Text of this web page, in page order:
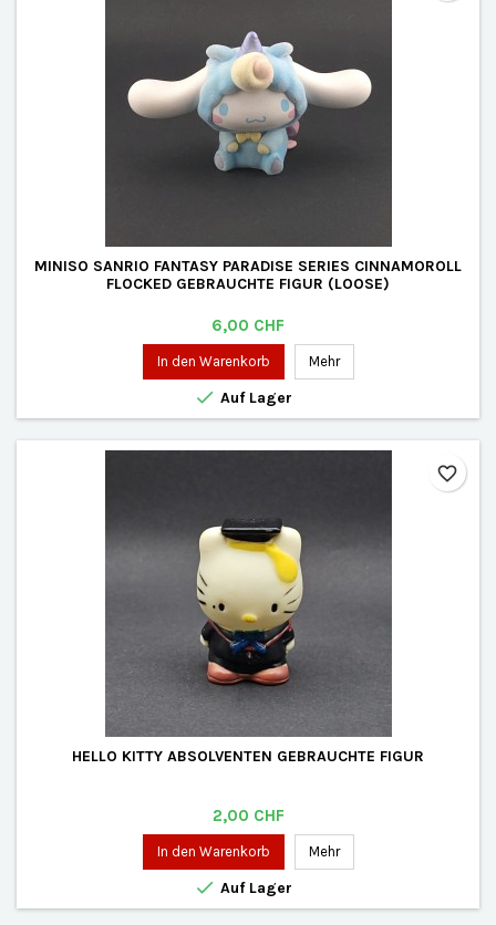
MINISO SANRIO FANTASY PARADISE SERIES CINNAMOROLL
FLOCKED GEBRAUCHTE FIGUR (LOOSE)
Preis
6,00 CHF
In den Warenkorb Mehr
 Auf Lager
HELLO KITTY ABSOLVENTEN GEBRAUCHTE FIGUR
Preis
2,00 CHF
In den Warenkorb Mehr
 Auf Lager
favorite_border